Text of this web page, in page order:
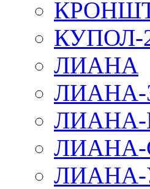
КУПОЛ-
ЛИАНА
ЛИАНА-
ЛИАНА-